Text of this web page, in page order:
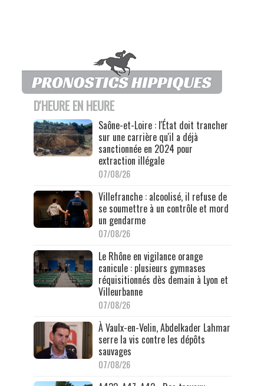
D'HEURE EN HEURE
Saône-et-Loire : l'État doit trancher
sur une carrière qu'il a déjà
sanctionnée en 2024 pour
extraction illégale
07/08/26
Villefranche : alcoolisé, il refuse de
se soumettre à un contrôle et mord
un gendarme
07/08/26
Le Rhône en vigilance orange
canicule : plusieurs gymnases
réquisitionnés dès demain à Lyon et
Villeurbanne
07/08/26
À Vaulx-en-Velin, Abdelkader Lahmar
serre la vis contre les dépôts
sauvages
07/08/26